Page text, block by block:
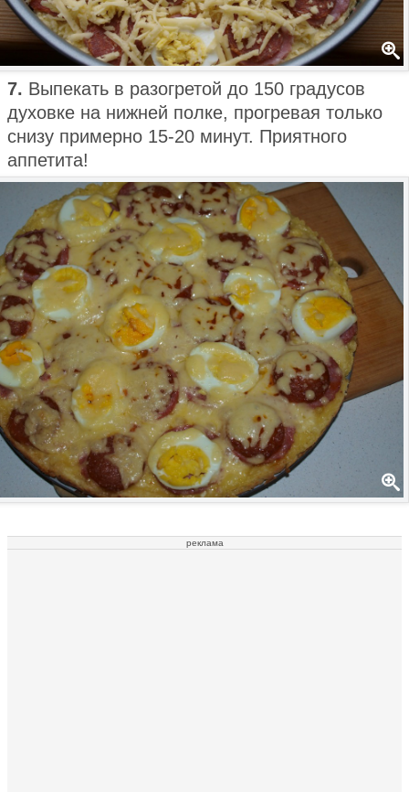
7. Выпекать в разогретой до 150 градусов
духовке на нижней полке, прогревая только
снизу примерно 15-20 минут. Приятного
аппетита!
реклама